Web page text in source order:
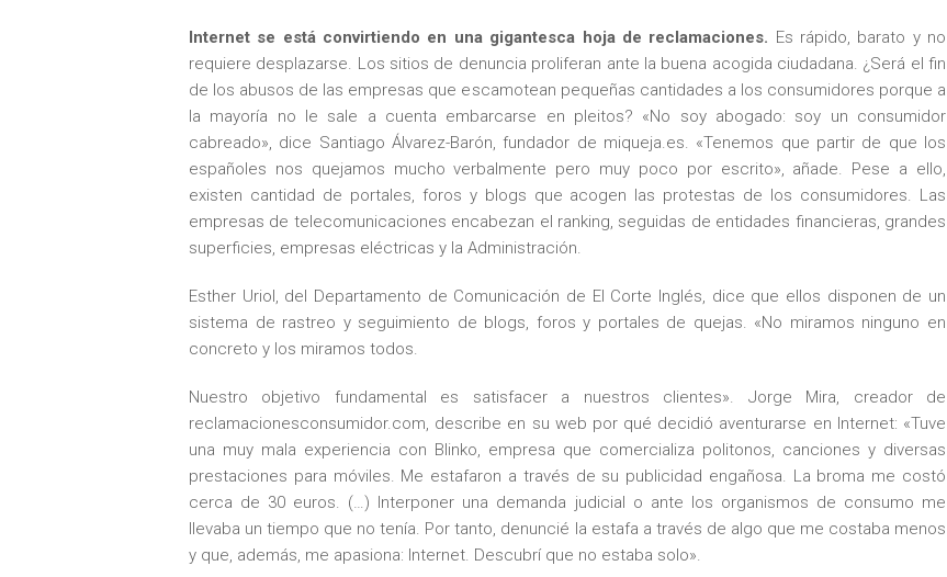
Internet se está convirtiendo en una gigantesca hoja de reclamaciones. Es rápido, barato y no
requiere desplazarse. Los sitios de denuncia proliferan ante la buena acogida ciudadana. ¿Será el fin
de los abusos de las empresas que escamotean pequeñas cantidades a los consumidores porque a
la mayoría no le sale a cuenta embarcarse en pleitos? «No soy abogado: soy un consumidor
cabreado», dice Santiago Álvarez-Barón, fundador de miqueja.es. «Tenemos que partir de que los
españoles nos quejamos mucho verbalmente pero muy poco por escrito», añade. Pese a ello,
existen cantidad de portales, foros y blogs que acogen las protestas de los consumidores. Las
empresas de telecomunicaciones encabezan el ranking, seguidas de entidades financieras, grandes
superficies, empresas eléctricas y la Administración.
Esther Uriol, del Departamento de Comunicación de El Corte Inglés, dice que ellos disponen de un
sistema de rastreo y seguimiento de blogs, foros y portales de quejas. «No miramos ninguno en
concreto y los miramos todos.
Nuestro objetivo fundamental es satisfacer a nuestros clientes». Jorge Mira, creador de
reclamacionesconsumidor.com, describe en su web por qué decidió aventurarse en Internet: «Tuve
una muy mala experiencia con Blinko, empresa que comercializa politonos, canciones y diversas
prestaciones para móviles. Me estafaron a través de su publicidad engañosa. La broma me costó
cerca de 30 euros. (…) Interponer una demanda judicial o ante los organismos de consumo me
llevaba un tiempo que no tenía. Por tanto, denuncié la estafa a través de algo que me costaba menos
y que, además, me apasiona: Internet. Descubrí que no estaba solo».